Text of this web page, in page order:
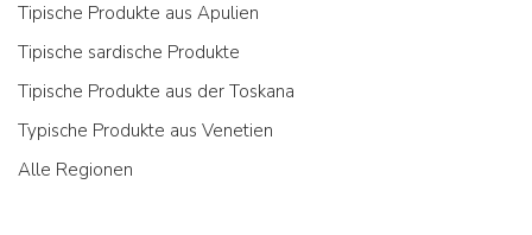
Tipische Produkte aus Apulien
Tipische sardische Produkte
Tipische Produkte aus der Toskana
Typische Produkte aus Venetien
Alle Regionen